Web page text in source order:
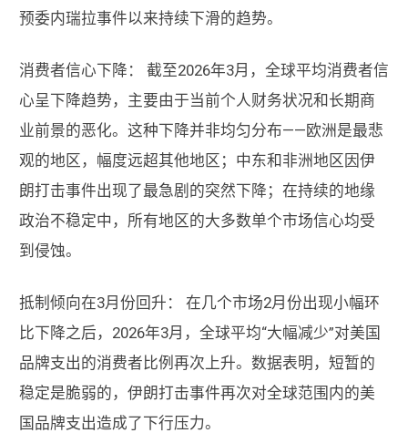
预委内瑞拉事件以来持续下滑的趋势。
消费者信心下降： 截至2026年3月，全球平均消费者信
心呈下降趋势，主要由于当前个人财务状况和长期商
业前景的恶化。这种下降并非均匀分布——欧洲是最悲
观的地区，幅度远超其他地区；中东和非洲地区因伊
朗打击事件出现了最急剧的突然下降；在持续的地缘
政治不稳定中，所有地区的大多数单个市场信心均受
到侵蚀。
抵制倾向在3月份回升： 在几个市场2月份出现小幅环
比下降之后，2026年3月，全球平均“大幅减少”对美国
品牌支出的消费者比例再次上升。数据表明，短暂的
稳定是脆弱的，伊朗打击事件再次对全球范围内的美
国品牌支出造成了下行压力。